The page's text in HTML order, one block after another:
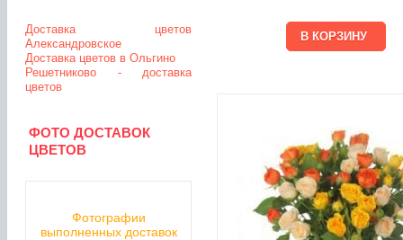
Доставка цветов
Александровское
Доставка цветов в Ольгино
Решетниково - доставка
цветов
ФОТО ДОСТАВОК
ЦВЕТОВ
Фотографии
выполненных доставок